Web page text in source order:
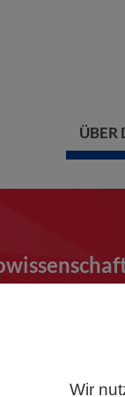
Wir
ÜBER
und